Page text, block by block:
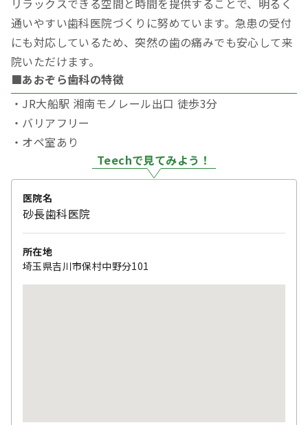
リラックスできる空間と時間を提供することで、明るく
通いやすい歯科医院づくりに努めています。急患の受付
にも対応しているため、突然の歯の痛みでも安心して来
院いただけます。
■あおぞら歯科の特徴
・JR大船駅 湘南モノレール出口 徒歩3分
・バリアフリー
・オペ室あり
Teechで見てみよう！
医院名
砂長歯科医院
所在地
埼玉県吉川市保村中野分101